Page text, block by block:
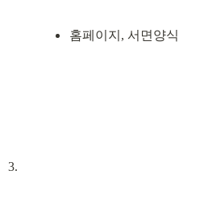
홈페이지, 서면양식